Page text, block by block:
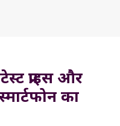
प्राइस और
का